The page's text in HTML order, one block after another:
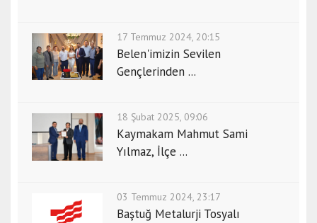
17 Temmuz 2024, 20:15
Belen'imizin Sevilen
Gençlerinden ...
18 Şubat 2025, 09:06
Kaymakam Mahmut Sami
Yılmaz, İlçe ...
03 Temmuz 2024, 23:17
Baştuğ Metalurji Tosyalı